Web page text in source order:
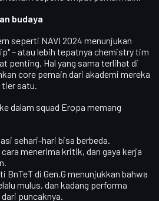
budaya
seperti NAVI 2024 menunjukan
– atau lebih tepatnya chemistry tim
penting. Hal yang sama terlihat di
core pemain dari akademi mereka
tier satu.
dalam squad Eropa memang
sehari-hari bisa berbeda.
cara menerima kritik, dan gaya kerja
BnTeT di Gen.G menunjukkan bahwa
mulus, dan kadang performa
puncaknya.